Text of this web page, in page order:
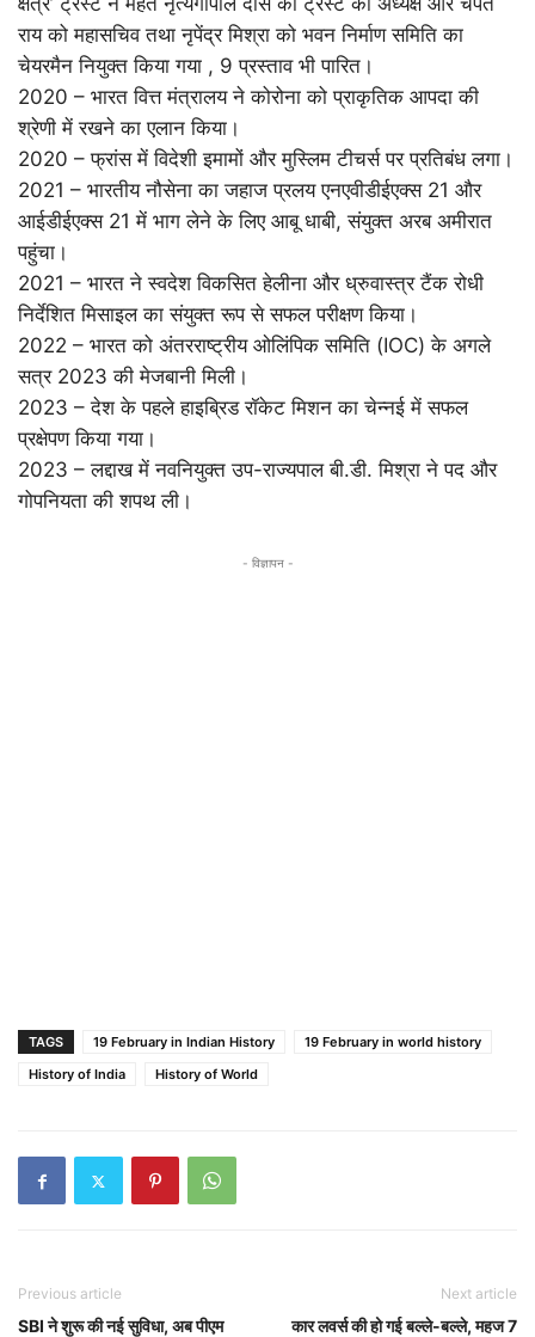
राय को महासचिव तथा नृपेंद्र मिश्रा को भवन निर्माण समिति का
चेयरमैन नियुक्त किया गया , 9 प्रस्ताव भी पारित।
2020 – भारत वित्त मंत्रालय ने कोरोना को प्राकृतिक आपदा की
श्रेणी में रखने का एलान किया।
2020 – फ्रांस में विदेशी इमामों और मुस्लिम टीचर्स पर प्रतिबंध लगा।
2021 – भारतीय नौसेना का जहाज प्रलय एनएवीडीईएक्स 21 और
आईडीईएक्स 21 में भाग लेने के लिए आबू धाबी, संयुक्त अरब अमीरात
पहुंचा।
2021 – भारत ने स्‍वदेश विकसित हेलीना और ध्रुवास्‍त्र टैंक रोधी
निर्देशित मिसाइल का संयुक्‍त रूप से सफल परीक्षण किया।
2022 – भारत को अंतरराष्ट्रीय ओलिंपिक समिति (IOC) के अगले
सत्र 2023 की मेजबानी मिली।
2023 – देश के पहले हाइब्रिड रॉकेट मिशन का चेन्नई में सफल
प्रक्षेपण किया गया।
2023 – लद्दाख में नवनियुक्त उप-राज्यपाल बी.डी. मिश्रा ने पद और
गोपनियता की शपथ ली।
- विज्ञापन -
TAGS 19 February in Indian History
19 February in world history
History of India
History of World
Previous article
SBI ने शुरू की नई सुविधा, अब पीएम
Next article
कार लवर्स की हो गई बल्ले-बल्ले, महज 7